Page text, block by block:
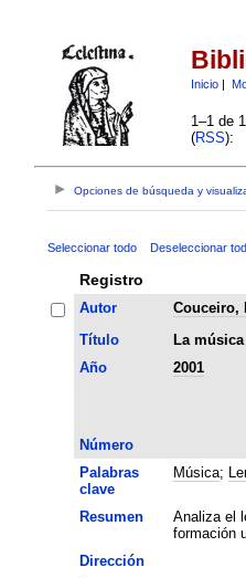
Inicio|
1–1 de
(RSS):
Opciones de búsqueda y
Seleccionar todo Deseleccionar
Registro
Autor
Couceiro,
Título
La
Año
2001
Número
Palabras
clave
Música;
Resumen
Analiza el
formación
Dirección